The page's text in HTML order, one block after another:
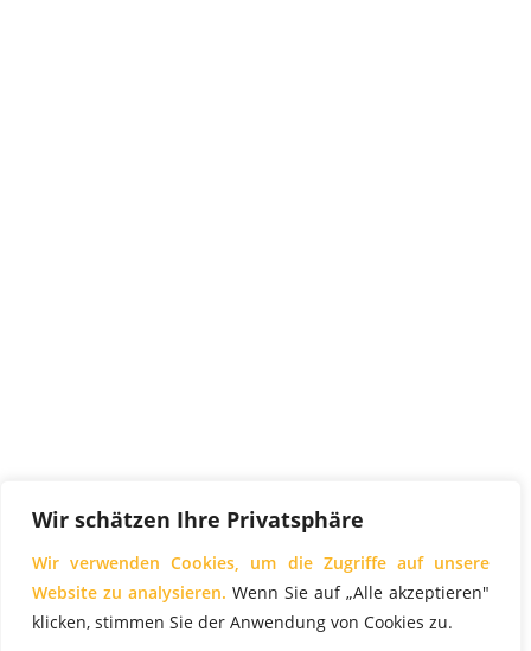
Wir schätzen Ihre Privatsphäre
Wir verwenden Cookies, um die Zugriffe auf unsere
Website zu analysieren. Wenn Sie auf „Alle akzeptieren"
klicken, stimmen Sie der Anwendung von Cookies zu.